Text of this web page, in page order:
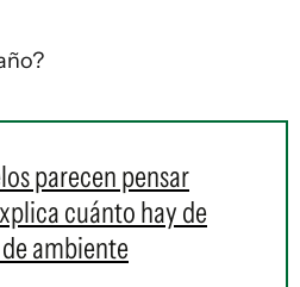
parecen pensar
cuánto hay de
ambiente